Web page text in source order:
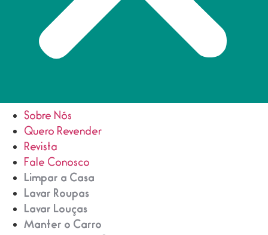
Sobre Nós
Quero Revender
Revista
Fale Conosco
Limpar a Casa
Lavar Roupas
Lavar Louças
Manter o Carro